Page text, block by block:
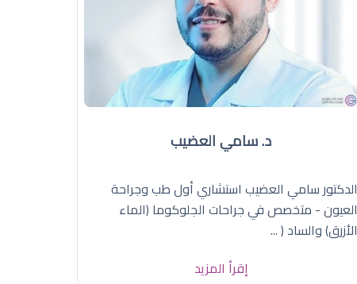
د. سامي العضيب
الدكتور سامي العضيب استشاري أول طب وجراحة
العيون - متخصص في جراحات الجلوكوما (الماء
الأزرق) والساد ( ...
إقرأ المزيد